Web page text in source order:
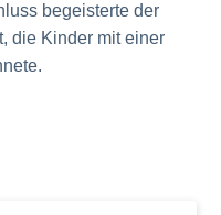
begeisterte der
die Kinder mit einer